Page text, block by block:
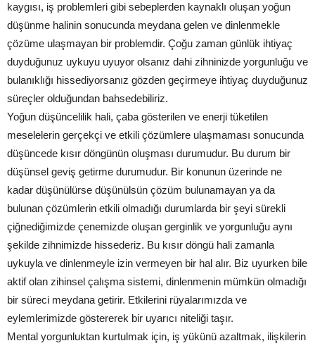
kaygısı, iş problemleri gibi sebeplerden kaynaklı oluşan yoğun
düşünme halinin sonucunda meydana gelen ve dinlenmekle
çözüme ulaşmayan bir problemdir. Çoğu zaman günlük ihtiyaç
duyduğunuz uykuyu uyuyor olsanız dahi zihninizde yorgunluğu ve
bulanıklığı hissediyorsanız gözden geçirmeye ihtiyaç duyduğunuz
süreçler olduğundan bahsedebiliriz.
Yoğun düşüncelilik hali, çaba gösterilen ve enerji tüketilen
meselelerin gerçekçi ve etkili çözümlere ulaşmaması sonucunda
düşüncede kısır döngünün oluşması durumudur. Bu durum bir
düşünsel geviş getirme durumudur. Bir konunun üzerinde ne
kadar düşünülürse düşünülsün çözüm bulunamayan ya da
bulunan çözümlerin etkili olmadığı durumlarda bir şeyi sürekli
çiğnediğimizde çenemizde oluşan gerginlik ve yorgunluğu aynı
şekilde zihnimizde hissederiz. Bu kısır döngü hali zamanla
uykuyla ve dinlenmeyle izin vermeyen bir hal alır. Biz uyurken bile
aktif olan zihinsel çalışma sistemi, dinlenmenin mümkün olmadığı
bir süreci meydana getirir. Etkilerini rüyalarımızda ve
eylemlerimizde göstererek bir uyarıcı niteliği taşır.
Mental yorgunluktan kurtulmak için, iş yükünü azaltmak, ilişkilerin